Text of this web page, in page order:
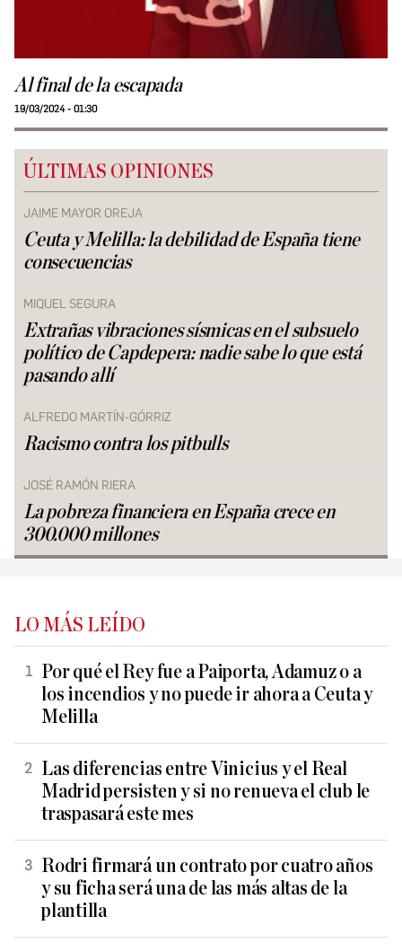
Al final de la escapada
19/03/2024 - 01:30
ÚLTIMAS OPINIONES
JAIME MAYOR OREJA
Ceuta y Melilla: la debilidad de España tiene
consecuencias
MIQUEL SEGURA
Extrañas vibraciones sísmicas en el subsuelo
político de Capdepera: nadie sabe lo que está
pasando allí
ALFREDO MARTÍN-GÓRRIZ
Racismo contra los pitbulls
JOSÉ RAMÓN RIERA
La pobreza financiera en España crece en
300.000 millones
LO MÁS LEÍDO
Por qué el Rey fue a Paiporta, Adamuz o a
los incendios y no puede ir ahora a Ceuta y
Melilla
Las diferencias entre Vinicius y el Real
Madrid persisten y si no renueva el club le
traspasará este mes
Rodri firmará un contrato por cuatro años
y su ficha será una de las más altas de la
plantilla